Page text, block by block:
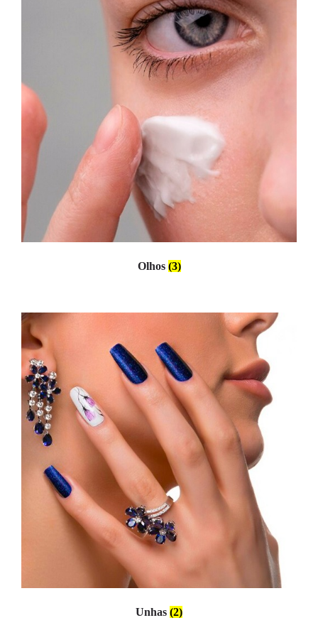
Olhos (3)
Unhas (2)